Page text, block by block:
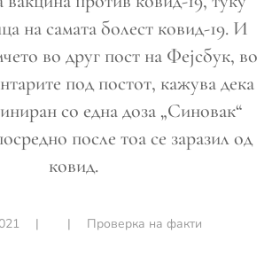
на самата болест ковид-19. И
во друг пост на Фејсбук, во
под постот, кажува дека
со една доза „Синовак“
после тоа се заразил од
ковид.
| | Проверка на факти